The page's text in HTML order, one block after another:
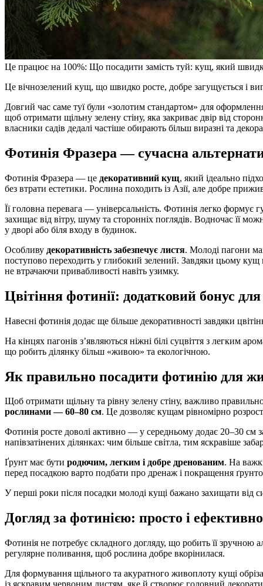
Це працює на 100%: Що посадити замість туй: кущ, який
Це вічнозелений кущ, що швидко росте, добре загущується і
Довгий час саме туї були «золотим стандартом» для
щоб отримати щільну зелену стіну, яка закриває двір від
власники садів дедалі частіше обирають більш виразні та
Фотинія Фразера — сучасна
Фотинія Фразера — це декоративний кущ, який ідеально
без втрати естетики. Рослина походить із Азії, але добре
Її головна перевага — універсальність. Фотинія легко
захищає від вітру, шуму та сторонніх поглядів. Водночас її
у дворі або біля входу в будинок.
Особливу декоративність забезпечує листя. Молоді пагони
поступово переходить у глибокий зелений. Завдяки цьому
не втрачаючи привабливості навіть узимку.
Цвітіння фотинії: додатковий бонус для
Навесні фотинія додає ще більше декоративності завдяки
На кінцях пагонів з’являються ніжні білі суцвіття з легким
що робить ділянку більш «живою» та екологічною.
Як правильно посадити фотинію для
Щоб отримати щільну та рівну зелену стіну, важливо
рослинами — 60–80 см. Це дозволяє кущам рівномірно
Фотинія росте доволі активно — у середньому додає 20–30 см
напівзатінених ділянках: чим більше світла, тим яскравіше
Ґрунт має бути родючим, легким і добре дренованим. На
перед посадкою варто подбати про дренаж і покращення
У перші роки після посадки молоді кущі бажано захищати від
Догляд за фотинією: просто і ефективно
Фотинія не потребує складного догляду, що робить її
регулярне поливання, щоб рослина добре вкорінилася.
Для формування щільного та акуратного живоплоту кущі